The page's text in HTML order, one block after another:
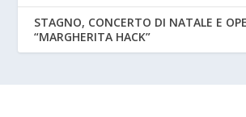
STAGNO, CONCERTO DI NATALE E
“MARGHERITA HACK”